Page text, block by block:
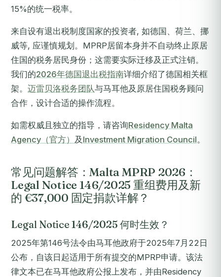
15%的统一税率。
来自设有退出税制度国家的投资者, 如德国、荷兰、挪
威等, 应谨慎规划。MPRP居留本身并不自动终止原居
住国的税务居民身份；这需要实际迁移及正式注销。
我们的2026年德国退出税指南详细介绍了德国相关框
架。 迈雷贝洛税务团队与马耳他及原居住国税务顾问
合作，设计合适的操作流程。
如需权威且独立的指导，请咨询Residency Malta
Agency（官方） 及 Investment Migration Council。
常见问题解答：Malta MPRP 2026：
Legal Notice 146/2025 重组费用及新
的 €37,000 固定捐款详解？
Legal Notice 146/2025 何时生效？
2025年第146号法令由马耳他政府于2025年7月22日
公布，自该日起适用于所有提交的MPRP申请。该法
律文本已在马耳他政府公报上发布，并由Residency